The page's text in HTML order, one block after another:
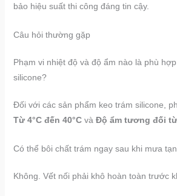
bảo hiệu suất thi công đáng tin cậy.
Câu hỏi thường gặp
Phạm vi nhiệt độ và độ ẩm nào là phù
silicone?
Đối với các sản phẩm keo trám silicone,
Từ 4°C đến 40°Cvà Độ ẩm tương đối từ
Có thể bôi chất trám ngay sau khi mưa
Không. Vết nối phải khô hoàn toàn trước